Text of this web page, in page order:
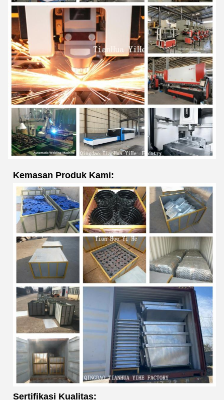
Kemasan Produk Kami:
Sertifikasi Kualitas: